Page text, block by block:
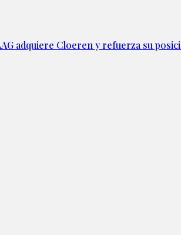
adquiere Cloeren y refuerza su